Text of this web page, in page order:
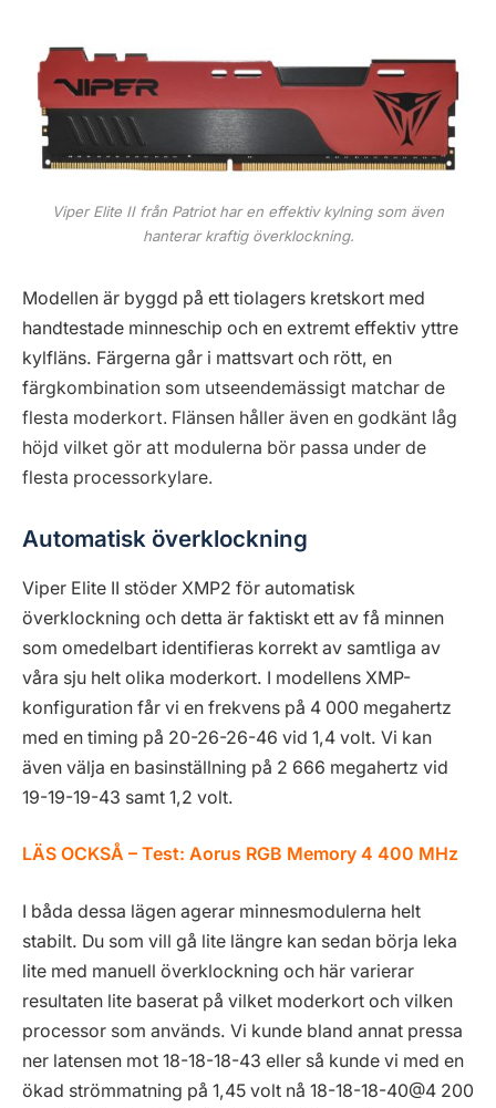
Viper Elite II från Patriot har en effektiv kylning som även
hanterar kraftig överklockning.
Modellen är byggd på ett tiolagers kretskort med
handtestade minneschip och en extremt effektiv yttre
kylfläns. Färgerna går i mattsvart och rött, en
färgkombination som utseendemässigt matchar de
flesta moderkort. Flänsen håller även en godkänt låg
höjd vilket gör att modulerna bör passa under de
flesta processorkylare.
Automatisk överklockning
Viper Elite II stöder XMP2 för automatisk
överklockning och detta är faktiskt ett av få minnen
som omedelbart identifieras korrekt av samtliga av
våra sju helt olika moderkort. I modellens XMP-
konfiguration får vi en frekvens på 4 000 megahertz
med en timing på 20-26-26-46 vid 1,4 volt. Vi kan
även välja en basinställning på 2 666 megahertz vid
19-19-19-43 samt 1,2 volt.
LÄS OCKSÅ – Test: Aorus RGB Memory 4 400 MHz
I båda dessa lägen agerar minnesmodulerna helt
stabilt. Du som vill gå lite längre kan sedan börja leka
lite med manuell överklockning och här varierar
resultaten lite baserat på vilket moderkort och vilken
processor som används. Vi kunde bland annat pressa
ner latensen mot 18-18-18-43 eller så kunde vi med en
ökad strömmatning på 1,45 volt nå 18-18-18-40@4 200